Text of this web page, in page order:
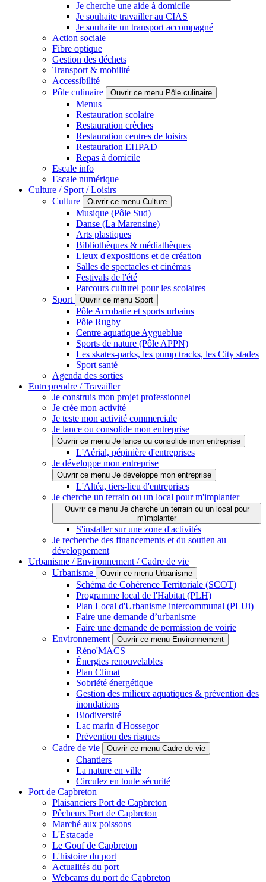
Je cherche une aide à domicile
Je souhaite travailler au CIAS
Je souhaite un transport accompagné
Action sociale
Fibre optique
Gestion des déchets
Transport & mobilité
Accessibilité
Pôle culinaire
Ouvrir ce menu Pôle culinaire
Menus
Restauration scolaire
Restauration crèches
Restauration centres de loisirs
Restauration EHPAD
Repas à domicile
Escale info
Escale numérique
Culture / Sport / Loisirs
Culture
Ouvrir ce menu Culture
Musique (Pôle Sud)
Danse (La Marensine)
Arts plastiques
Bibliothèques & médiathèques
Lieux d'expositions et de création
Salles de spectacles et cinémas
Festivals de l'été
Parcours culturel pour les scolaires
Sport
Ouvrir ce menu Sport
Pôle Acrobatie et sports urbains
Pôle Rugby
Centre aquatique Aygueblue
Sports de nature (Pôle APPN)
Les skates-parks, les pump tracks, les City stades
Sport santé
Agenda des sorties
Entreprendre / Travailler
Je construis mon projet professionnel
Je crée mon activité
Je teste mon activité commerciale
Je lance ou consolide mon entreprise
Ouvrir ce menu Je lance ou consolide mon entreprise
L'Aérial, pépinière d'entreprises
Je développe mon entreprise
Ouvrir ce menu Je développe mon entreprise
L'Altéa, tiers-lieu d'entreprises
Je cherche un terrain ou un local pour m'implanter
Ouvrir ce menu Je cherche un terrain ou un local pour
m'implanter
S'installer sur une zone d'activités
Je recherche des financements et du soutien au
développement
Urbanisme / Environnement / Cadre de vie
Urbanisme
Ouvrir ce menu Urbanisme
Schéma de Cohérence Territoriale (SCOT)
Programme local de l'Habitat (PLH)
Plan Local d'Urbanisme intercommunal (PLUi)
Faire une demande d’urbanisme
Faire une demande de permission de voirie
Environnement
Ouvrir ce menu Environnement
Réno'MACS
Énergies renouvelables
Plan Climat
Sobriété énergétique
Gestion des milieux aquatiques & prévention des
inondations
Biodiversité
Lac marin d'Hossegor
Prévention des risques
Cadre de vie
Ouvrir ce menu Cadre de vie
Chantiers
La nature en ville
Circulez en toute sécurité
Port de Capbreton
Plaisanciers Port de Capbreton
Pêcheurs Port de Capbreton
Marché aux poissons
L'Estacade
Le Gouf de Capbreton
L'histoire du port
Actualités du port
Webcams du port de Capbreton